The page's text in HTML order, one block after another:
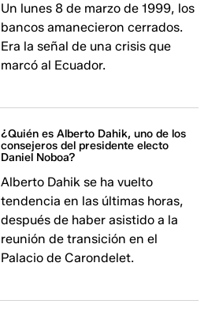
Un lunes 8 de marzo de 1999, los
bancos amanecieron cerrados.
Era la señal de una crisis que
marcó al Ecuador.
¿Quién es Alberto Dahik, uno de los
consejeros del presidente electo
Daniel Noboa?
Alberto Dahik se ha vuelto
tendencia en las últimas horas,
después de haber asistido a la
reunión de transición en el
Palacio de Carondelet.